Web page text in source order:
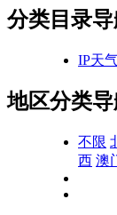
分类目录
IP天
地区分类
不限
西 澳